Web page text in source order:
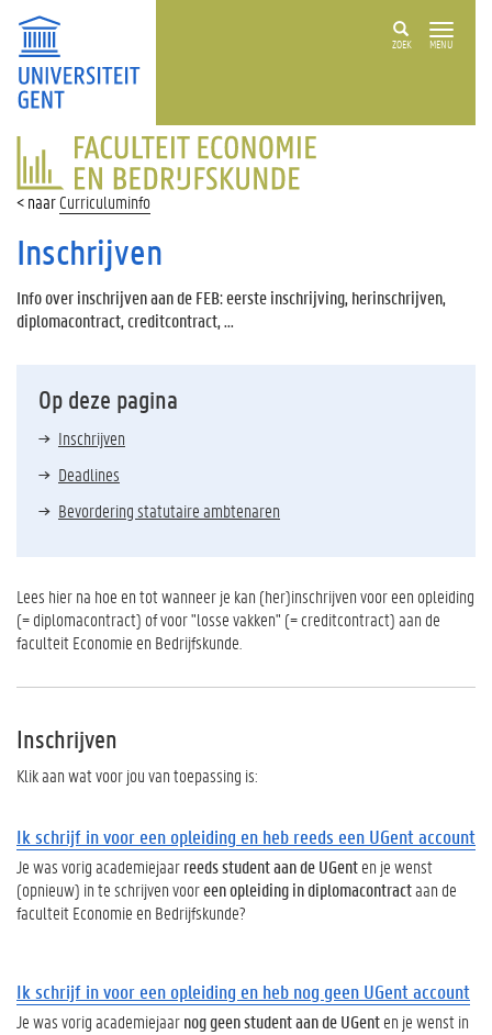
ZOEK MENU
FACULTEIT
ECONOMIE
EN
BEDRIJFSKUNDE
Curriculuminfo
Inschrijven
Info over inschrijven aan de FEB: eerste inschrijving, herinschrijven,
diplomacontract, creditcontract, ...
Op deze pagina
Inschrijven
Deadlines
Bevordering statutaire ambtenaren
Lees hier na hoe en tot wanneer je kan (her)inschrijven voor een opleiding
(= diplomacontract) of voor "losse vakken" (= creditcontract) aan de
faculteit Economie en Bedrijfskunde.
Inschrijven
Klik aan wat voor jou van toepassing is:
Ik schrijf in voor een opleiding en heb reeds een UGent account
Je was vorig academiejaarreeds student aan de UGenten je wenst
(opnieuw) in te schrijven vooreen opleiding in diplomacontractaan de
faculteit Economie en Bedrijfskunde?
Ik schrijf in voor een opleiding en heb nog geen UGent account
Je was vorig academiejaarnog geen student aan de UGenten je wenst in